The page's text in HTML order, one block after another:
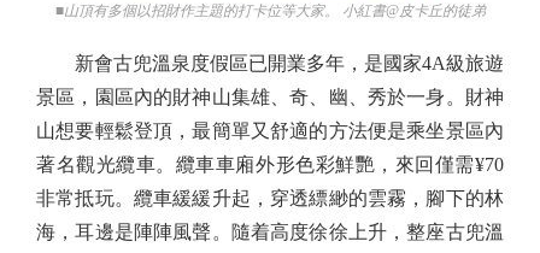
■山頂有多個以招財作主題的打卡位等大家。 小紅書@皮卡丘的徒弟
新會古兜溫泉度假區已開業多年，是國家4A級旅遊
景區，園區內的財神山集雄、奇、幽、秀於一身。財神
山想要輕鬆登頂，最簡單又舒適的方法便是乘坐景區內
著名觀光纜車。纜車車廂外形色彩鮮艷，來回僅需¥70
非常抵玩。纜車緩緩升起，穿透縹緲的雲霧，腳下的林
海，耳邊是陣陣風聲。隨着高度徐徐上升，整座古兜溫